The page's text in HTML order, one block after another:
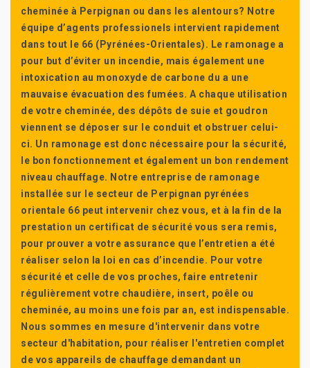
cheminée à Perpignan ou dans les alentours? Notre
équipe d’agents professionels intervient rapidement
dans tout le 66 (Pyrénées-Orientales). Le ramonage a
pour but d’éviter un incendie, mais également une
intoxication au monoxyde de carbone du a une
mauvaise évacuation des fumées. A chaque utilisation
de votre cheminée, des dépôts de suie et goudron
viennent se déposer sur le conduit et obstruer celui-
ci. Un ramonage est donc nécessaire pour la sécurité,
le bon fonctionnement et également un bon rendement
niveau chauffage. Notre entreprise de ramonage
installée sur le secteur de Perpignan pyrénées
orientale 66 peut intervenir chez vous, et à la fin de la
prestation un certificat de sécurité vous sera remis,
pour prouver a votre assurance que l’entretien a été
réaliser selon la loi en cas d’incendie. Pour votre
sécurité et celle de vos proches, faire entretenir
régulièrement votre chaudière, insert, poêle ou
cheminée, au moins une fois par an, est indispensable.
Nous sommes en mesure d'intervenir dans votre
secteur d'habitation, pour réaliser l'entretien complet
de vos appareils de chauffage demandant un